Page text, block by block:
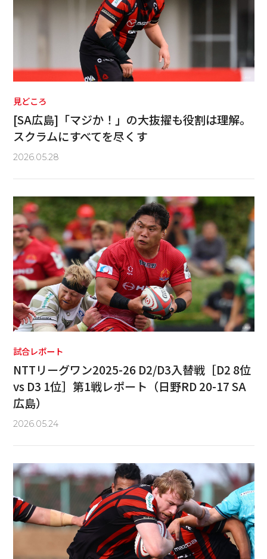
見どころ
[SA広島]「マジか！」の大抜擢も役割は理解。
スクラムにすべてを尽くす
2026.05.28
試合レポート
NTTリーグワン2025-26 D2/D3入替戦［D2 8位
vs D3 1位］第1戦レポート（日野RD 20-17 SA
広島）
2026.05.24